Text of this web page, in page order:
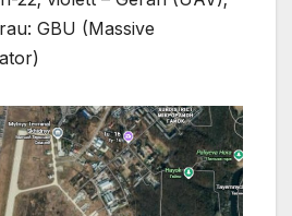
GBU (Massive